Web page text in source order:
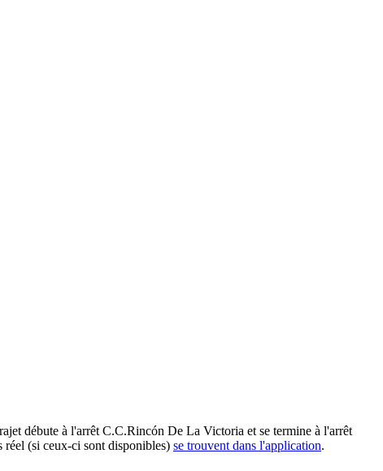
débute à l'arrêt C.C.Rincón De La Victoria et se termine à l'arrêt
réel (si ceux-ci sont disponibles) se trouvent dans l'application.